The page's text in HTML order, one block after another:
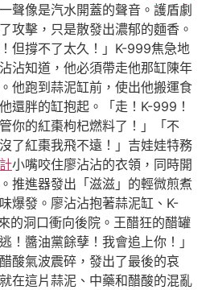
聲像是汽水開蓋的聲音。護盾劇
攻擊，只是散發出濃郁的麵香。
但撐不了太久！」K-999焦急地
沾知道，他必須帶走他那缸陳年
他跑到蒜泥缸前，使出他搬運食
還胖的缸抱起。「走！K-999！
你的紅棗枸杞燃料了！」「不
了紅棗我飛不遠！」吉娃娃特務
小嘴咬住廖沾沾的衣領，同時開
推進器發出「滋滋」的輕微煎煮
爆發。廖沾沾抱著蒜泥缸、K-
的洞口衝向後院。王醋狂的醋罐
！醬油黨餘孽！我會追上你！」
酸氣波震碎，發出了最後的哀
在這片蒜泥、中藥和醋酸的混亂